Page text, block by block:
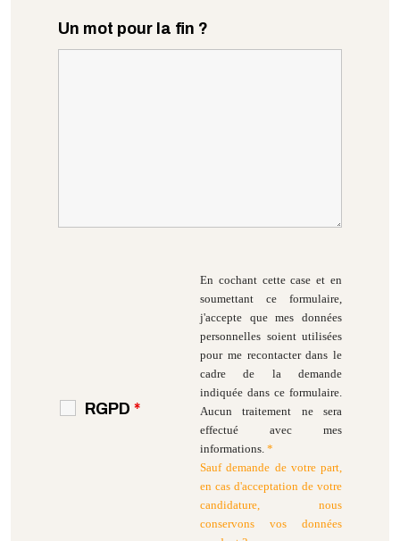
Un mot pour la fin ?
RGPD *
En cochant cette case et en
soumettant ce formulaire,
j'accepte que mes données
personnelles soient utilisées
pour me recontacter dans le
cadre de la demande
indiquée dans ce formulaire.
Aucun traitement ne sera
effectué avec mes
informations. *
Sauf demande de votre part,
en cas d'acceptation de votre
candidature, nous
conservons vos données